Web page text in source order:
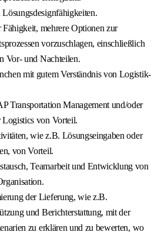
mehrere Optionen zur
vorzuschlagen, einschließlich
Vor- und Nachteilen.
mit gutem Verständnis von Logistik-
Transportation Management und/oder
von Vorteil.
wie z.B. Lösungseingaben oder
von Vorteil.
Teamarbeit und Entwicklung von
der Lieferung, wie z.B.
und Berichterstattung, mit der
zu erklären und zu bewerten, wo